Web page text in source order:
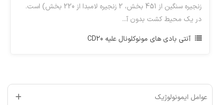
زنجیره سنگین از 451 بخش، 2 زنجیره لامبدا از 220 بخش) است.
در یک محیط کشت بدون آ...
آنتی بادی های مونوکلونال علیه CD20
عوامل ایمونولوژیک